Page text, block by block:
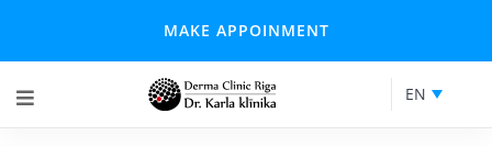
MAKE APPOINMENT
EN